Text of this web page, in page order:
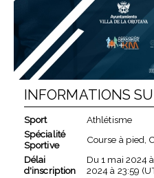
INFORMATIONS
Sport
Athlétisme
Spécialité
Sportive
Course à pied,
Délai
d'inscription
Du1 mai 2024à
2024à 23:59